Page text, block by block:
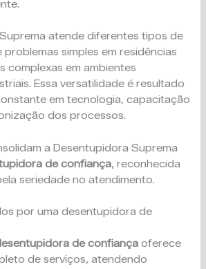
atende diferentes tipos de
problemas simples em residências
complexas em ambientes
Essa versatilidade é resultado
em tecnologia, capacitação
dos processos.
a Desentupidora Suprema
de confiança, reconhecida
seriedade no atendimento.
por uma desentupidora de
de confiança oferece
de serviços, atendendo